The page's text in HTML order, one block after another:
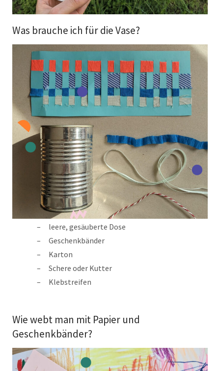
Was brauche ich für die Vase?
leere, gesäuberte Dose
Geschenkbänder
Karton
Schere oder Kutter
Klebstreifen
Wie webt man mit Papier und
Geschenkbänder?